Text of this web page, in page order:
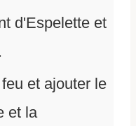
d'Espelette et
et ajouter le
et la